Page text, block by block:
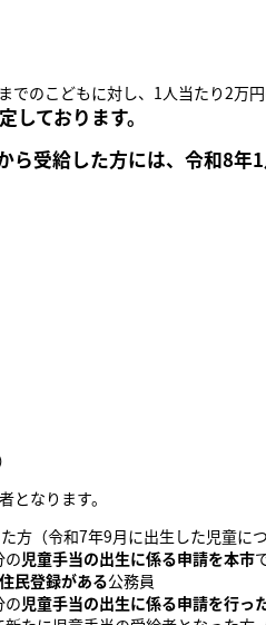
のこどもに対し、1人当たり2万
ております。
ら受給した方には、令和8年
なります。
た方（令和7年9月に出生した児童に
の児童手当の出生に係る申請を本市
民登録がある公務員
の児童手当の出生に係る申請を行っ